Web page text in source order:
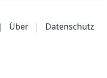
| Über | Datenschutz